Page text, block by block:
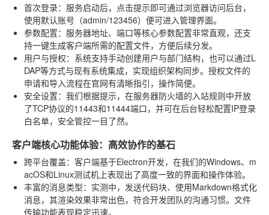
首次登录：服务启动后，点击提示即可通过浏览器访问后台，
使用默认账号（admin/123456）便可进入管理界面。
参数配置：服务器地址、端口等核心参数配置非常直观，还支
持一键生成客户端所需的配置文件，方便后续分发。
用户与授权：系统支持手动创建用户与部门结构，也可以通过L
DAP等方式与现有系统集成，实现组织架构同步。授权文件的
申请和导入流程在官网有清晰指引，操作简便。
安全设置：我们根据提示，在服务器防火墙的入站规则中开放
了TCP协议的11443和11444端口，并可在后台轻松配置IP登录
白名单，安全管控一目了然。
客户端核心功能体验：高效协作的基石
跨平台覆盖：客户端基于Electron开发，在我们的Windows、m
acOS和Linux测试机上表现出了高度一致的界面和操作体验。
丰富的消息类型：实测中，发送代码块、使用Markdown格式化
消息，其渲染效果非常出色，符合开发团队的沟通习惯。文件
传输功能表现稳定迅速。